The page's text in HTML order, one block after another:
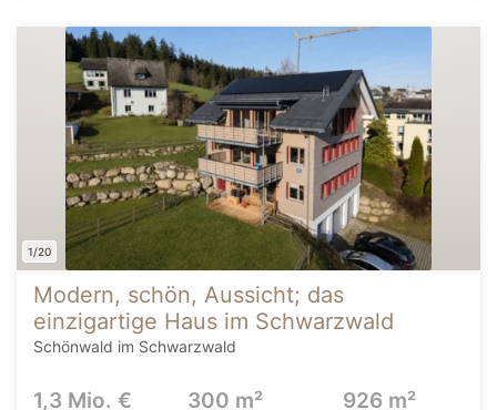
1/20
Modern, schön, Aussicht; das
einzigartige Haus im Schwarzwald
Schönwald im Schwarzwald
1,3 Mio. € 300 m² 926 m²